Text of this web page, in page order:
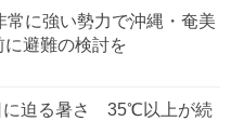
に強い勢力で沖縄・奄美
避難の検討を
に迫る暑さ 35℃以上が続